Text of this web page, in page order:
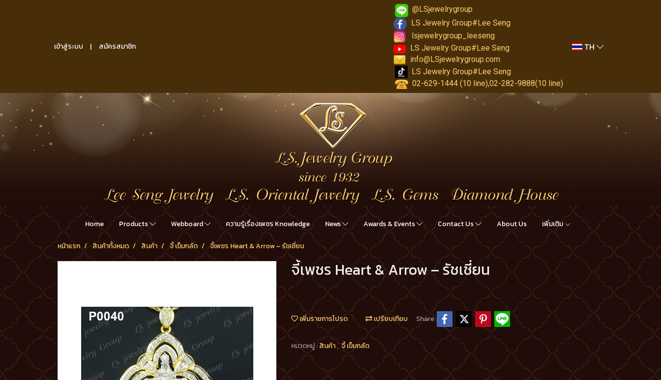
เข้าสู่ระบบ สมัครสมาชิก
@LSjewelrygroup
LS Jewelry Group#Lee Seng
lsjewelrygroup_leeseng
LS Jewelry Group#Lee Seng
info@LSjewelrygroup.com
LS Jewelry Group#Lee Seng
02-629-1444 (10 line),02-282-9888(10 line)
TH
Home Products Webboard ความรู้เรื่องเพชร Knowledge News Awards & Events Contact Us About Us เพิ่มเติม
หน้าแรก สินค้าทั้งหมด สินค้า จี้ เข็มกลัด จี้เพชร Heart & Arrow – รัชเชี่ยน
จี้เพชร Heart & Arrow – รัชเชี่ยน
เพิ่มรายการโปรด เปรียบเทียบ Share
หมวดหมู่ :สินค้า, จี้ เข็มกลัด